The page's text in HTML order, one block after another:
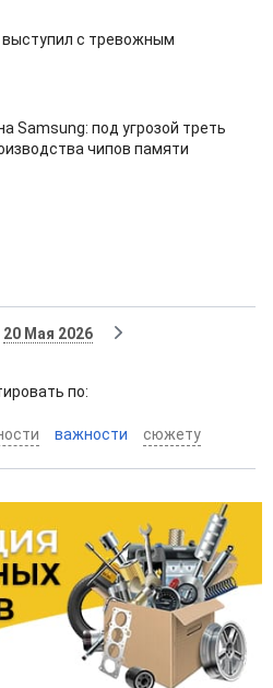
с тревожным
Samsung: под угрозой треть
чипов памяти
20 Мая 2026
по:
важности сюжету